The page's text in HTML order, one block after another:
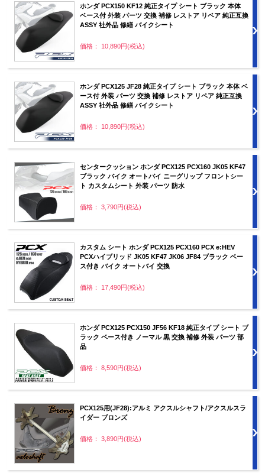
ホンダ PCX150 KF12 純正タイプ シート ブラック 本体
ベース付 外装 パーツ 交換 補修 レストア リペア 純正互換
ASSY 社外品 修繕 バイクシート
価格： 10,890円(税込)
ホンダ PCX125 JF28 純正タイプ シート ブラック 本体 ベ
ース付 外装 パーツ 交換 補修 レストア リペア 純正互換
ASSY 社外品 修繕 バイクシート
価格： 10,890円(税込)
センタークッション ホンダ PCX125 PCX160 JK05 KF47
ブラック バイク オートバイ ニーグリップ フロントシー
ト カスタムシート 外装 パーツ 防水
価格： 3,790円(税込)
カスタム シート ホンダ PCX125 PCX160 PCX e:HEV
PCXハイブリッド JK05 KF47 JK06 JF84 ブラック ベー
ス付き バイク オートバイ 交換
価格： 17,490円(税込)
ホンダ PCX125 PCX150 JF56 KF18 純正タイプ シート ブ
ラック ベース付き ノーマル 黒 交換 補修 外装 パーツ 部
品
価格： 8,590円(税込)
PCX125用(JF28):アルミ アクスルシャフト/アクスルスラ
イダー ブロンズ
価格： 3,890円(税込)